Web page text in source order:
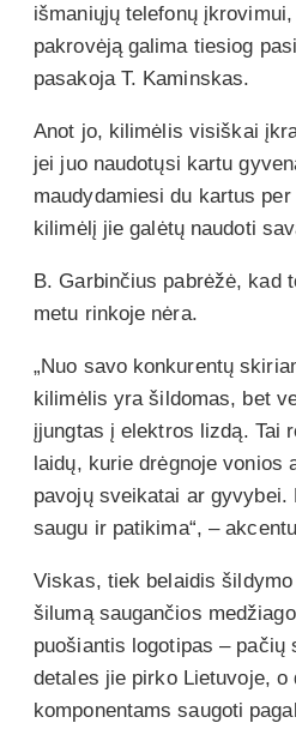
išmaniųjų telefonų
pakrovėją galima tiesiog
pasakoja T. Kaminskas.
Anot jo, kilimėlis visiškai
jei juo naudotųsi kartu
maudydamiesi du kartus
kilimėlį jie galėtų naudoti
B. Garbinčius pabrėžė, kad
metu rinkoje nėra.
„Nuo savo konkurentų
kilimėlis yra šildomas, bet
įjungtas į elektros lizdą. Tai
laidų, kurie drėgnoje vonios
pavojų sveikatai ar gyvybei.
saugu ir patikima“, –
Viskas, tiek belaidis
šilumą saugančios
puošiantis logotipas – pačių
detales jie pirko Lietuvoje, o
komponentams saugoti